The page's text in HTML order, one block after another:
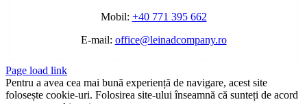
Mobil: +40 771 395 662
E-mail: office@leinadcompany.ro
Page load link
Pentru a avea cea mai bună experiență de navigare, acest site
folosește cookie-uri. Folosirea site-ului înseamnă că sunteți de acord